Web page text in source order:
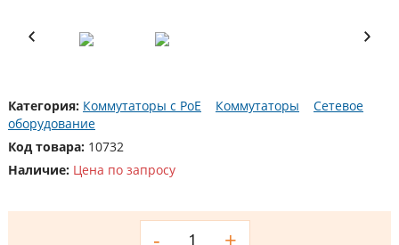
Категория: Коммутаторы с PoE Коммутаторы
Сетевое
оборудование
Код товара: 10732
Наличие: Цена по запросу